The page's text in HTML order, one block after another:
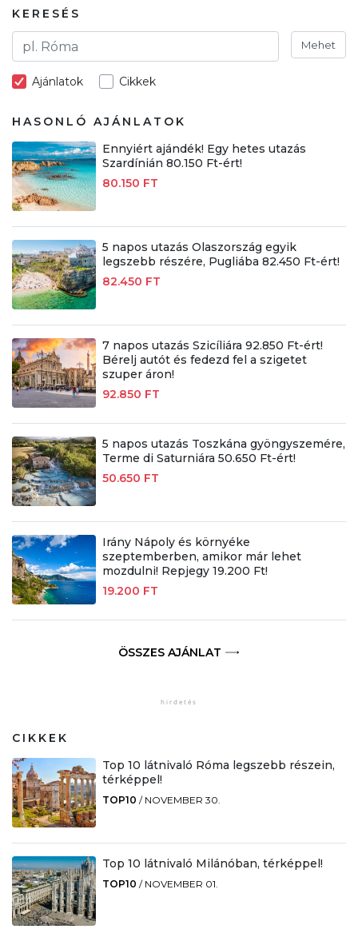
KERESÉS
Mehet
Ajánlatok Cikkek
HASONLÓ AJÁNLATOK
Ennyiért ajándék! Egy hetes utazás
Szardínián 80.150 Ft-ért!
80.150 FT
5 napos utazás Olaszország egyik
legszebb részére, Pugliába 82.450 Ft-ért!
82.450 FT
7 napos utazás Szicíliára 92.850 Ft-ért!
Bérelj autót és fedezd fel a szigetet
szuper áron!
92.850 FT
5 napos utazás Toszkána gyöngyszemére,
Terme di Saturniára 50.650 Ft-ért!
50.650 FT
Irány Nápoly és környéke
szeptemberben, amikor már lehet
mozdulni! Repjegy 19.200 Ft!
19.200 FT
ÖSSZES AJÁNLAT
CIKKEK
Top 10 látnivaló Róma legszebb részein,
térképpel!
TOP10 / NOVEMBER 30.
Top 10 látnivaló Milánóban, térképpel!
TOP10 / NOVEMBER 01.